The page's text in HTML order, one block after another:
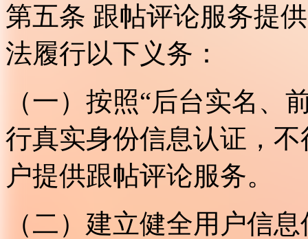
第五条 跟帖评论服务提
法履行以下义务：
（一）按照“后台实名、
行真实身份信息认证，
户提供跟帖评论服务。
（二）建立健全用户信